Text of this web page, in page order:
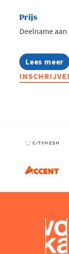
Prijs
Deelname
Lees meer
about
Infosessie: